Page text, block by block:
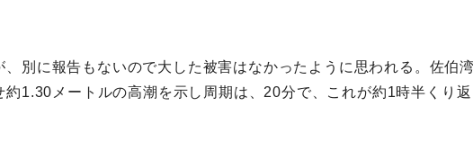
別に報告もないので大した被害はなかったように思われる。佐伯
約1.30メートルの高潮を示し周期は、20分で、これが約1時半くり